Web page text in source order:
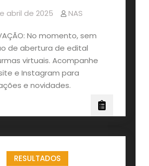
SEMESTRE
2025
abril de 2025 NAS
No momento, sem
de abertura de edital
virtuais. Acompanhe
e Instagram para
e novidades.
RESULTADOS